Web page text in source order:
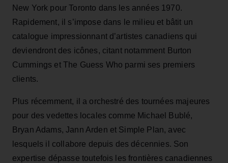
New York pour Toronto dans les années 1970.
Rapidement, il s’impose dans le milieu et bâtit un
catalogue impressionnant d’artistes canadiens qui
deviendront des icônes, citant notamment Burton
Cummings et The Guess Who parmi ses premiers
clients.
Plus récemment, il a orchestré des tournées majeures
pour des vedettes locales comme Michael Bublé,
Bryan Adams, Jann Arden et Simple Plan, avec
lesquels il collabore depuis des décennies. Son
expertise dépasse toutefois les frontières canadiennes